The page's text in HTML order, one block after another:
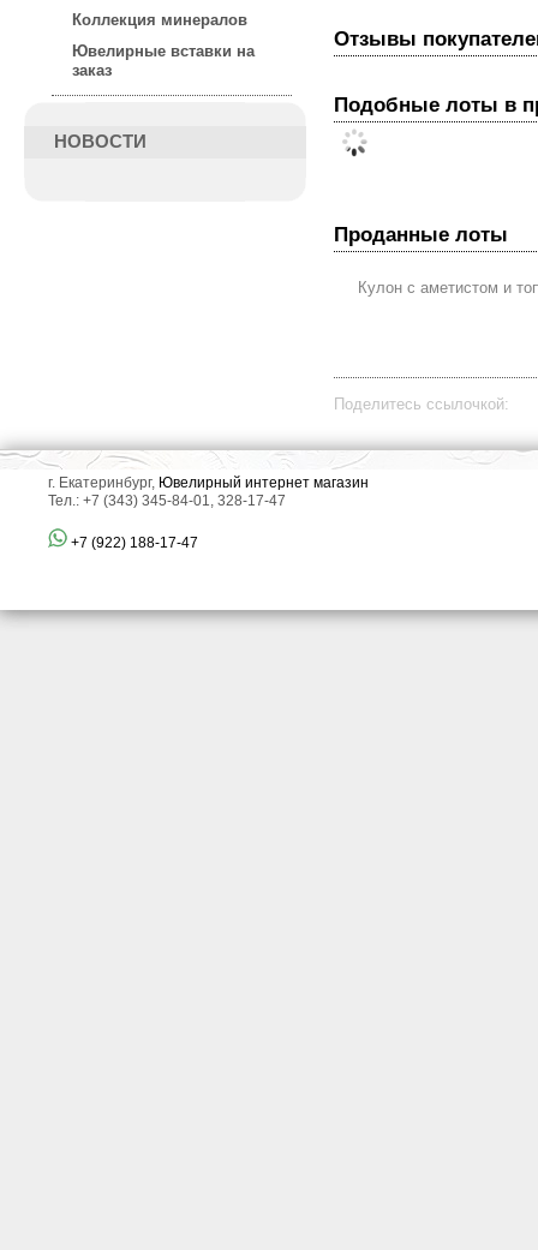
Коллекция минералов
Ювелирные вставки на
заказ
НОВОСТИ
Отзывы
Подобные лоты в
Проданные лоты
Кулон с аметистом и
Поделитесь ссылочкой:
г. Екатеринбург, Ювелирный интернет магазин
Тел.: +7 (343) 345-84-01, 328-17-47
+7 (922) 188-17-47